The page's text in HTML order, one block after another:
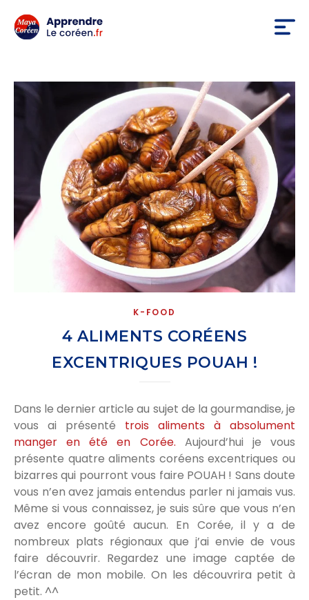
K-FOOD
4 ALIMENTS CORÉENS
EXCENTRIQUES POUAH !
Dans le dernier article au sujet de la gourmandise, je
vous ai présenté trois aliments à absolument
manger en été en Corée. Aujourd’hui je vous
présente quatre aliments coréens excentriques ou
bizarres qui pourront vous faire POUAH ! Sans doute
vous n’en avez jamais entendus parler ni jamais vus.
Même si vous connaissez, je suis sûre que vous n’en
avez encore goûté aucun. En Corée, il y a de
nombreux plats régionaux que j’ai envie de vous
faire découvrir. Regardez une image captée de
l’écran de mon mobile. On les découvrira petit à
petit. ^^